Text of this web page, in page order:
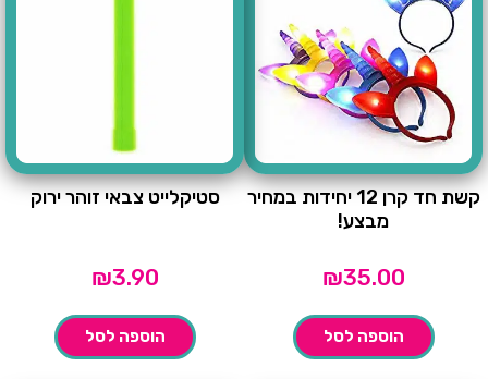
קשת חד קרן 12 יחידות במחיר
מבצע!
₪35.00
הוספה לסל
סטיקלייט צבאי זוהר ירוק
₪3.90
הוספה לסל